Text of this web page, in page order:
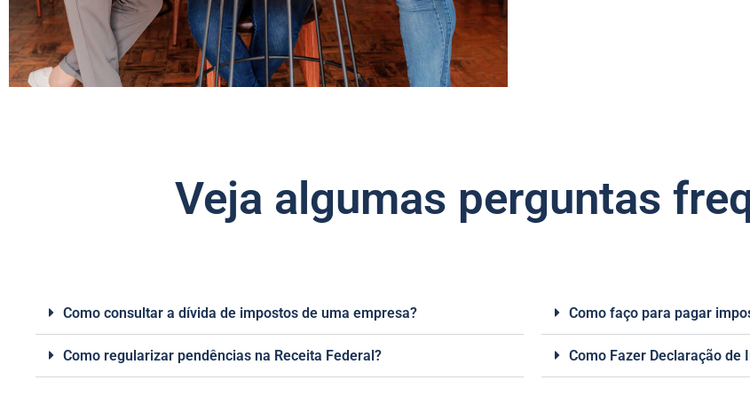
Veja algumas perguntas
Como consultar a dívida de impostos de uma empresa?
Como regularizar pendências na Receita Federal?
Como faço para pagar
Como Fazer Declaração de